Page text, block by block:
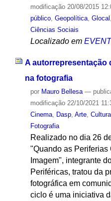
modificação20/08/2015
público, Geopolítica, Glocal ,
Ciências Sociais
Localizado em
A autorrepresentação
na fotografia
por Mauro Bellesa —
modificação22/10/2021
Cinema, Dasp, Arte, Cultura,
Fotografia
Realizado no dia 26
"Quando as Periferias
Imagem", integrante
Periféricas, tratou da
fotográfica em
ciclo é uma iniciativa